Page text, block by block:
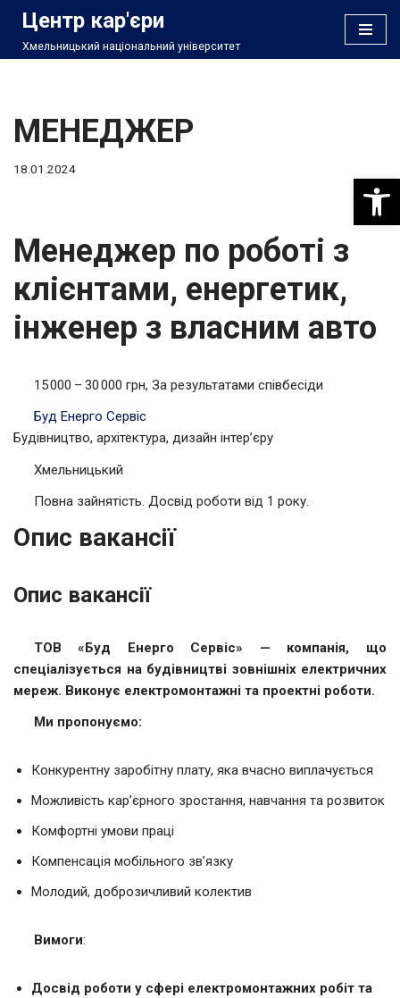
Перейти
Центр кар'єри
Хмельницький національний університет
МЕНЕДЖЕР
18.01.2024
Менеджер по роботі з
клієнтами, енергетик,
інженер з власним авто
15 000 – 30 000 грн, За результатами співбесіди
Буд Енерго Сервіс
Будівництво, архітектура, дизайн інтер’єру
Хмельницький
Повна зайнятість. Досвід роботи від 1 року.
Опис вакансії
Опис вакансії
ТОВ «Буд Енерго Сервіс» — компанія, що
спеціалізується на будівництві зовнішніх електричних
мереж. Виконує електромонтажні та проектні роботи.
Ми пропонуємо:
Конкурентну заробітну плату, яка вчасно виплачується
Можливість кар’єрного зростання, навчання та розвиток
Комфортні умови праці
Компенсація мобільного зв’язку
Молодий, доброзичливий колектив
Вимоги:
Досвід роботи у сфері електромонтажних робіт та